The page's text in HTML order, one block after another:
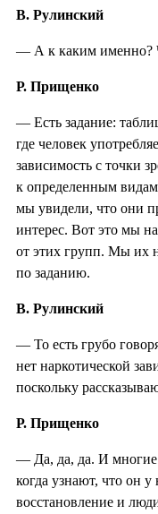
В. Рулинский
— А к каким именно?
Р. Прищенко
— Есть задание:
где человек
зависимость с точки
к определенным
мы увидели, что они
интерес. Вот это мы
от этих групп. Мы их
по заданию.
В. Рулинский
— То есть грубо
нет наркотической
поскольку
Р. Прищенко
— Да, да, да. И многие
когда узнают, что он у
восстановление и